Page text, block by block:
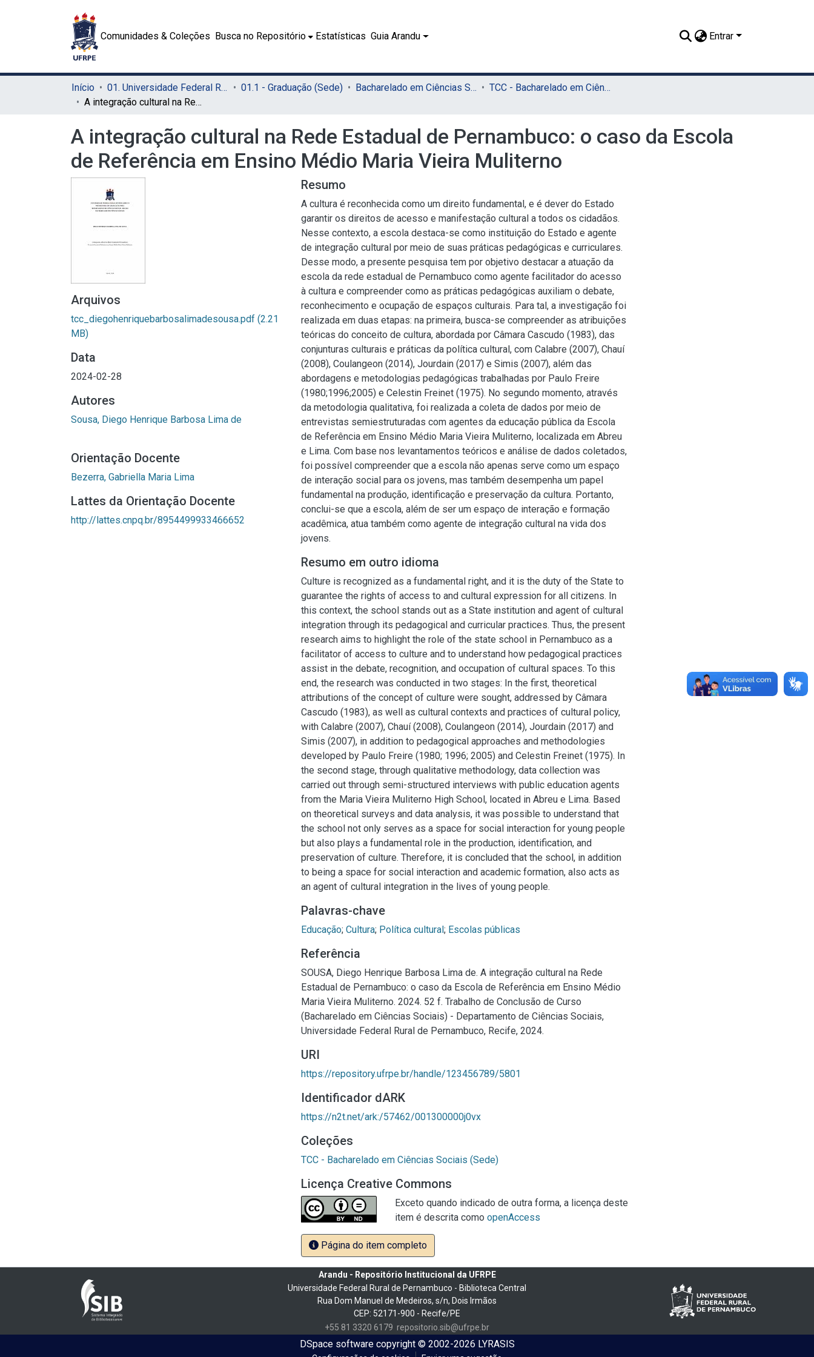
Comunidades & Coleções Busca no Repositório Estatísticas Guia Arandu Entrar
Início 01. Universidade Federal Rural de Pernambuco - UFRPE (Sede) 01.1 - Graduação (Sede) Bacharelado em Ciências Sociais (Sede)
TCC - Bacharelado em Ciências Sociais (Sede)
A integração cultural na Rede Estadual de Pernambuco: o caso da Escola de Referência em Ensino Médio Maria Vieira Muliterno
A integração cultural na Rede Estadual de Pernambuco: o caso da Escola
de Referência em Ensino Médio Maria Vieira Muliterno
Arquivos
tcc_diegohenriquebarbosalimadesousa.pdf (2.21
MB)
Data
2024-02-28
Autores
Sousa, Diego Henrique Barbosa Lima de
Orientação Docente
Bezerra, Gabriella Maria Lima
Lattes da Orientação Docente
http://lattes.cnpq.br/8954499933466652
Resumo
A cultura é reconhecida como um direito fundamental, e é dever do Estado
garantir os direitos de acesso e manifestação cultural a todos os cidadãos.
Nesse contexto, a escola destaca-se como instituição do Estado e agente
de integração cultural por meio de suas práticas pedagógicas e curriculares.
Desse modo, a presente pesquisa tem por objetivo destacar a atuação da
escola da rede estadual de Pernambuco como agente facilitador do acesso
à cultura e compreender como as práticas pedagógicas auxiliam o debate,
reconhecimento e ocupação de espaços culturais. Para tal, a investigação foi
realizada em duas etapas: na primeira, busca-se compreender as atribuições
teóricas do conceito de cultura, abordada por Câmara Cascudo (1983), das
conjunturas culturais e práticas da política cultural, com Calabre (2007), Chauí
(2008), Coulangeon (2014), Jourdain (2017) e Simis (2007), além das
abordagens e metodologias pedagógicas trabalhadas por Paulo Freire
(1980;1996;2005) e Celestin Freinet (1975). No segundo momento, através
da metodologia qualitativa, foi realizada a coleta de dados por meio de
entrevistas semiestruturadas com agentes da educação pública da Escola
de Referência em Ensino Médio Maria Vieira Muliterno, localizada em Abreu
e Lima. Com base nos levantamentos teóricos e análise de dados coletados,
foi possível compreender que a escola não apenas serve como um espaço
de interação social para os jovens, mas também desempenha um papel
fundamental na produção, identificação e preservação da cultura. Portanto,
conclui-se que a escola, além de ser um espaço de interação e formação
acadêmica, atua também como agente de integração cultural na vida dos
jovens.
Resumo em outro idioma
Culture is recognized as a fundamental right, and it is the duty of the State to
guarantee the rights of access to and cultural expression for all citizens. In
this context, the school stands out as a State institution and agent of cultural
integration through its pedagogical and curricular practices. Thus, the present
research aims to highlight the role of the state school in Pernambuco as a
facilitator of access to culture and to understand how pedagogical practices
assist in the debate, recognition, and occupation of cultural spaces. To this
end, the research was conducted in two stages: In the first, theoretical
attributions of the concept of culture were sought, addressed by Câmara
Cascudo (1983), as well as cultural contexts and practices of cultural policy,
with Calabre (2007), Chauí (2008), Coulangeon (2014), Jourdain (2017) and
Simis (2007), in addition to pedagogical approaches and methodologies
developed by Paulo Freire (1980; 1996; 2005) and Celestin Freinet (1975). In
the second stage, through qualitative methodology, data collection was
carried out through semi-structured interviews with public education agents
from the Maria Vieira Muliterno High School, located in Abreu e Lima. Based
on theoretical surveys and data analysis, it was possible to understand that
the school not only serves as a space for social interaction for young people
but also plays a fundamental role in the production, identification, and
preservation of culture. Therefore, it is concluded that the school, in addition
to being a space for social interaction and academic formation, also acts as
an agent of cultural integration in the lives of young people.
Palavras-chave
Educação; Cultura; Política cultural; Escolas públicas
Referência
SOUSA, Diego Henrique Barbosa Lima de. A integração cultural na Rede
Estadual de Pernambuco: o caso da Escola de Referência em Ensino Médio
Maria Vieira Muliterno. 2024. 52 f. Trabalho de Conclusão de Curso
(Bacharelado em Ciências Sociais) - Departamento de Ciências Sociais,
Universidade Federal Rural de Pernambuco, Recife, 2024.
URI
https://repository.ufrpe.br/handle/123456789/5801
Identificador dARK
https://n2t.net/ark:/57462/001300000j0vx
Coleções
TCC - Bacharelado em Ciências Sociais (Sede)
Licença Creative Commons
Exceto quando indicado de outra forma, a licença deste
item é descrita como openAccess
Página do item completo
Arandu - Repositório Institucional da UFRPE
Universidade Federal Rural de Pernambuco - Biblioteca Central
Rua Dom Manuel de Medeiros, s/n, Dois Irmãos
CEP: 52171-900 - Recife/PE
+55 81 3320 6179 repositorio.sib@ufrpe.br
DSpace softwarecopyright © 2002-2026 LYRASIS